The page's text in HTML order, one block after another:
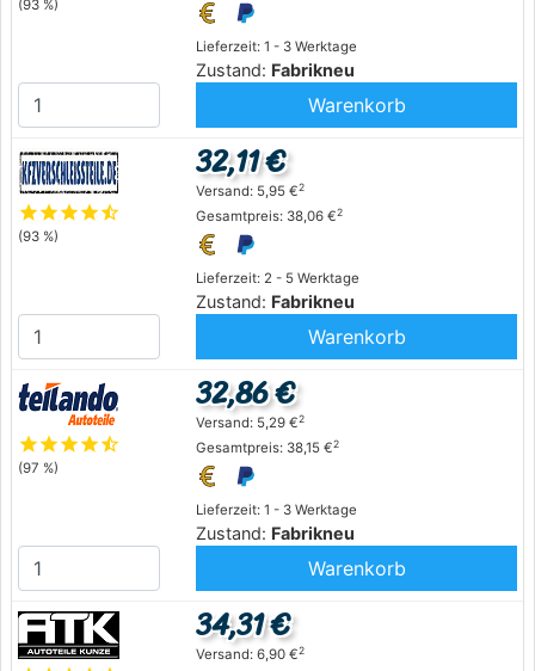
(93 %)
Lieferzeit: 1 - 3 Werktage
Zustand: Fabrikneu
Warenkorb
starstarstarstarstar_half
(93 %)
Lieferzeit: 2 - 5 Werktage
Zustand: Fabrikneu
32,11 €
Versand: 5,95 €2
Gesamtpreis: 38,06 €2
Warenkorb
starstarstarstarstar_half
(97 %)
Lieferzeit: 1 - 3 Werktage
Zustand: Fabrikneu
32,86 €
Versand: 5,29 €2
Gesamtpreis: 38,15 €2
Warenkorb
34,31 €
Versand: 6,90 €2